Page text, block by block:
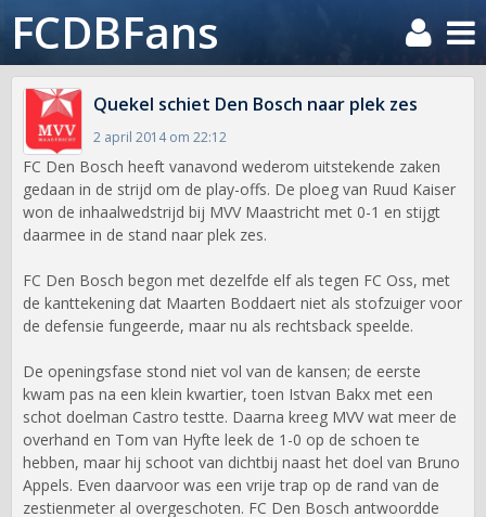
FCDBFans
Quekel schiet Den Bosch naar plek zes
2 april 2014 om 22:12
FC Den Bosch heeft vanavond wederom uitstekende zaken
gedaan in de strijd om de play-offs. De ploeg van Ruud Kaiser
won de inhaalwedstrijd bij MVV Maastricht met 0-1 en stijgt
daarmee in de stand naar plek zes.
FC Den Bosch begon met dezelfde elf als tegen FC Oss, met
de kanttekening dat Maarten Boddaert niet als stofzuiger voor
de defensie fungeerde, maar nu als rechtsback speelde.
De openingsfase stond niet vol van de kansen; de eerste
kwam pas na een klein kwartier, toen Istvan Bakx met een
schot doelman Castro testte. Daarna kreeg MVV wat meer de
overhand en Tom van Hyfte leek de 1-0 op de schoen te
hebben, maar hij schoot van dichtbij naast het doel van Bruno
Appels. Even daarvoor was een vrije trap op de rand van de
zestienmeter al overgeschoten. FC Den Bosch antwoordde